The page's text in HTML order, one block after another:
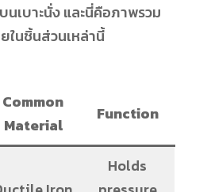
เบาะนั่ง และนี่คือภาพรวม
ในชิ้นส่วนเหล่านี้
Common
Material
Function
Holds